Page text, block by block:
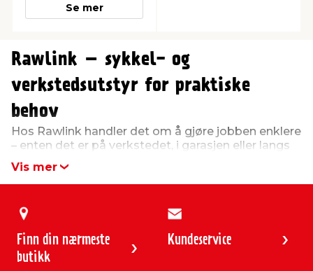
Se mer
Rawlink – sykkel- og
verkstedsutstyr for praktiske
behov
Hos Rawlink handler det om å gjøre jobben enklere
– enten det er på verkstedet, i garasjen eller langs
sykkelstien. Sortimentet byr på praktiske løsninger
som kombinerer funksjonalitet, holdbarhet og god
pris.
Her får du utstyr du kan stole på – både til
Sykkeltilbehør for sikkerhet og
Vis mer
Finn din nærmeste
butikk
Kundeservice